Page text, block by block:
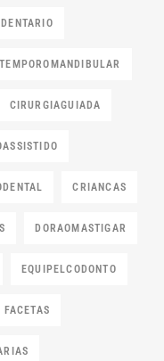
CIRURGIAGUIADA
CRIANCAS
DORAOMASTIGAR
EQUIPELCODONTO
FACETAS